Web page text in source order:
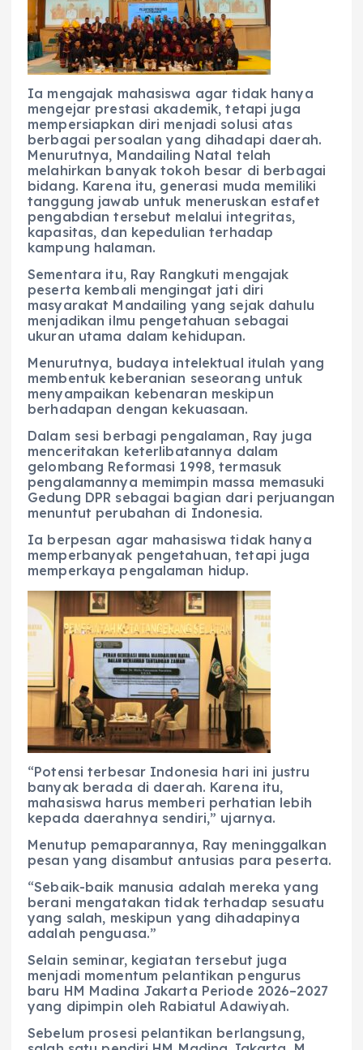
Ia mengajak mahasiswa agar tidak hanya
mengejar prestasi akademik, tetapi juga
mempersiapkan diri menjadi solusi atas
berbagai persoalan yang dihadapi daerah.
Menurutnya, Mandailing Natal telah
melahirkan banyak tokoh besar di berbagai
bidang. Karena itu, generasi muda memiliki
tanggung jawab untuk meneruskan estafet
pengabdian tersebut melalui integritas,
kapasitas, dan kepedulian terhadap
kampung halaman.
Sementara itu, Ray Rangkuti mengajak
peserta kembali mengingat jati diri
masyarakat Mandailing yang sejak dahulu
menjadikan ilmu pengetahuan sebagai
ukuran utama dalam kehidupan.
Menurutnya, budaya intelektual itulah yang
membentuk keberanian seseorang untuk
menyampaikan kebenaran meskipun
berhadapan dengan kekuasaan.
Dalam sesi berbagi pengalaman, Ray juga
menceritakan keterlibatannya dalam
gelombang Reformasi 1998, termasuk
pengalamannya memimpin massa memasuki
Gedung DPR sebagai bagian dari perjuangan
menuntut perubahan di Indonesia.
Ia berpesan agar mahasiswa tidak hanya
memperbanyak pengetahuan, tetapi juga
memperkaya pengalaman hidup.
“Potensi terbesar Indonesia hari ini justru
banyak berada di daerah. Karena itu,
mahasiswa harus memberi perhatian lebih
kepada daerahnya sendiri,” ujarnya.
Menutup pemaparannya, Ray meninggalkan
pesan yang disambut antusias para peserta.
“Sebaik-baik manusia adalah mereka yang
berani mengatakan tidak terhadap sesuatu
yang salah, meskipun yang dihadapinya
adalah penguasa.”
Selain seminar, kegiatan tersebut juga
menjadi momentum pelantikan pengurus
baru HM Madina Jakarta Periode 2026–2027
yang dipimpin oleh Rabiatul Adawiyah.
Sebelum prosesi pelantikan berlangsung,